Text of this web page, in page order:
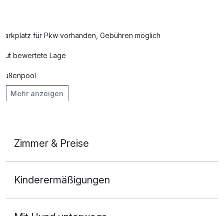
Parkplatz für Pkw vorhanden, Gebühren möglich
Gut bewertete Lage
Außenpool
Vielseitiger Wellnessbereich
Kostenloses W-LAN
Mehr anzeigen
Zimmer & Preise
2 Erwachsene
Kinderermäßigungen